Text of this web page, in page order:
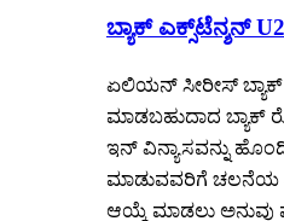
ಬ್ಯಾಕ್ ಎಕ್ಸ್‌ಟೆನ್ಶನ್
ಏಲಿಯನ್ ಸೀರೀಸ್
ಮಾಡಬಹುದಾದ ಬ್ಯಾಕ್
ಇನ್ ವಿನ್ಯಾಸವನ್ನು
ಮಾಡುವವರಿಗೆ ಚಲನೆಯ
ಆಯ್ಕೆ ಮಾಡಲು ಅನುವು